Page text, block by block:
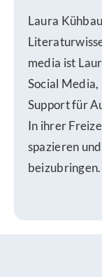
Laura
media ist
Social
Support für
In ihrer
spazieren
beizubringen.